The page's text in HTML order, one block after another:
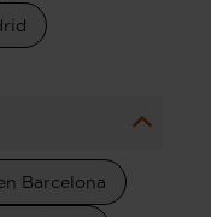
Barcelona